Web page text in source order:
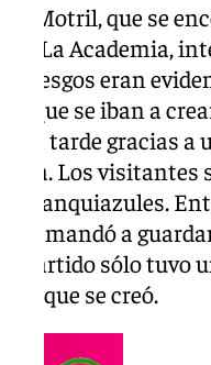
el Motril, que se
de La Academia,
riesgos eran
que se iban a
la tarde gracias
Los
blanquiazules.
y la mandó a
el partido sólo tuvo
que se creó.